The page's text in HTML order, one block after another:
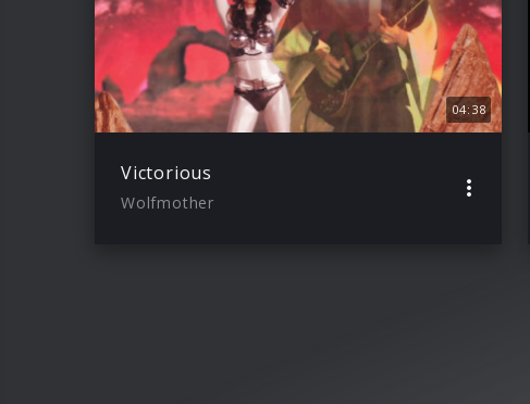
04:38
Victorious
Wolfmother